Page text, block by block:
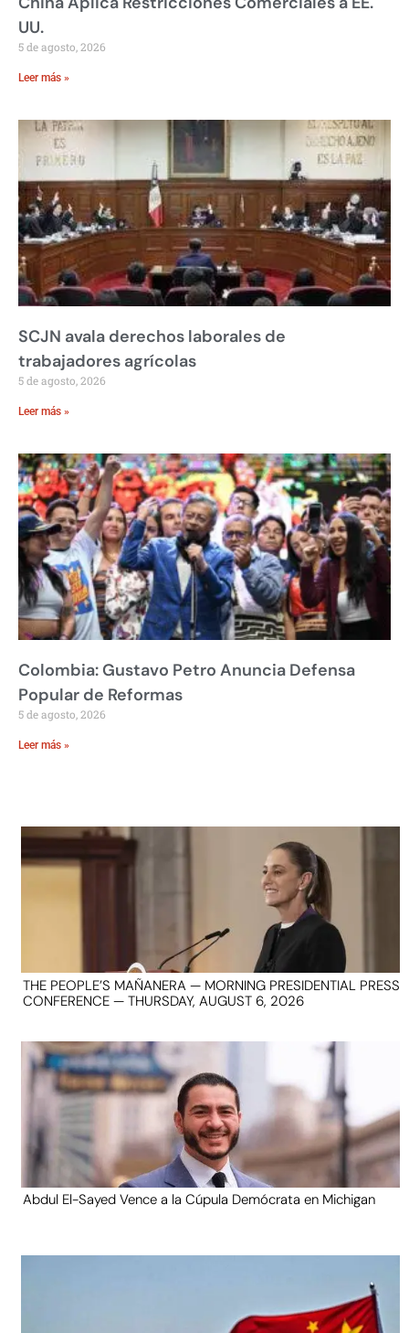
UU.
5 de agosto, 2026
Leer más »
SCJN avala derechos laborales de
trabajadores agrícolas
5 de agosto, 2026
Leer más »
Colombia: Gustavo Petro Anuncia Defensa
Popular de Reformas
5 de agosto, 2026
Leer más »
THE PEOPLE’S MAÑANERA — MORNING PRESIDENTIAL PRESS
CONFERENCE — THURSDAY, AUGUST 6, 2026
Abdul El-Sayed Vence a la Cúpula Demócrata en Michigan